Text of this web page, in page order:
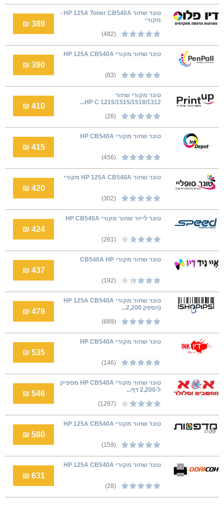
טונר שחור HP 125A Toner CB540A -
מקורי
(482)
389 ₪
‏טונר ‏שחור מקורי HP 125A CB540A
(83)
390 ₪
טונר מקורי שחור
1215/1515/1518/1312 HP C...
(26)
410 ₪
טונר שחור מקורי HP CB540A
(456)
415 ₪
טונר ‏שחור HP 125A CB540A מקורי
(302)
420 ₪
טונר לייזר שחור מקורי HP CB540A
(261)
424 ₪
טונר שחור מקורי CB540A HP
(192)
437 ₪
טונר שחור מקורי HP 125A CB540A
(הספק 2,200...
(689)
479 ₪
טונר שחור מקורי HP CB540A
(146)
535 ₪
טונר שחור מקורי HP CB540A מספיק
ל-2,200 דף...
(1297)
546 ₪
טונר ‏שחור מקורי HP 125A CB540A
(159)
580 ₪
טונר שחור מקורי HP 125A CB540A
(28)
631 ₪